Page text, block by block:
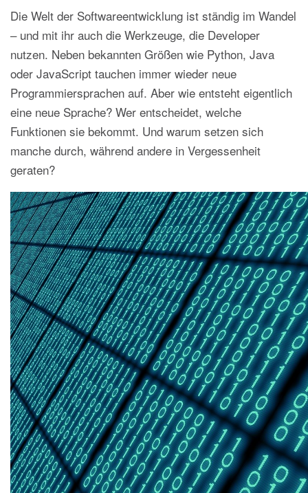
Die Welt der Softwareentwicklung ist ständig im Wandel
– und mit ihr auch die Werkzeuge, die Developer
nutzen. Neben bekannten Größen wie Python, Java
oder JavaScript tauchen immer wieder neue
Programmiersprachen auf. Aber wie entsteht eigentlich
eine neue Sprache? Wer entscheidet, welche
Funktionen sie bekommt. Und warum setzen sich
manche durch, während andere in Vergessenheit
geraten?